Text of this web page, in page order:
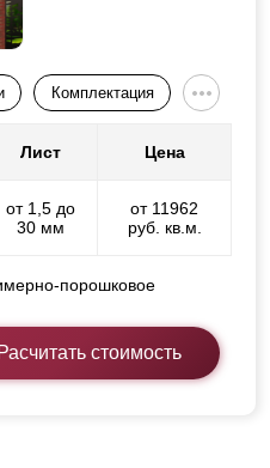
Комплектация
Лист Цена
от 1,5 до
30 мм
от 11962
руб. кв.м.
порошковое
Расчитать стоимость